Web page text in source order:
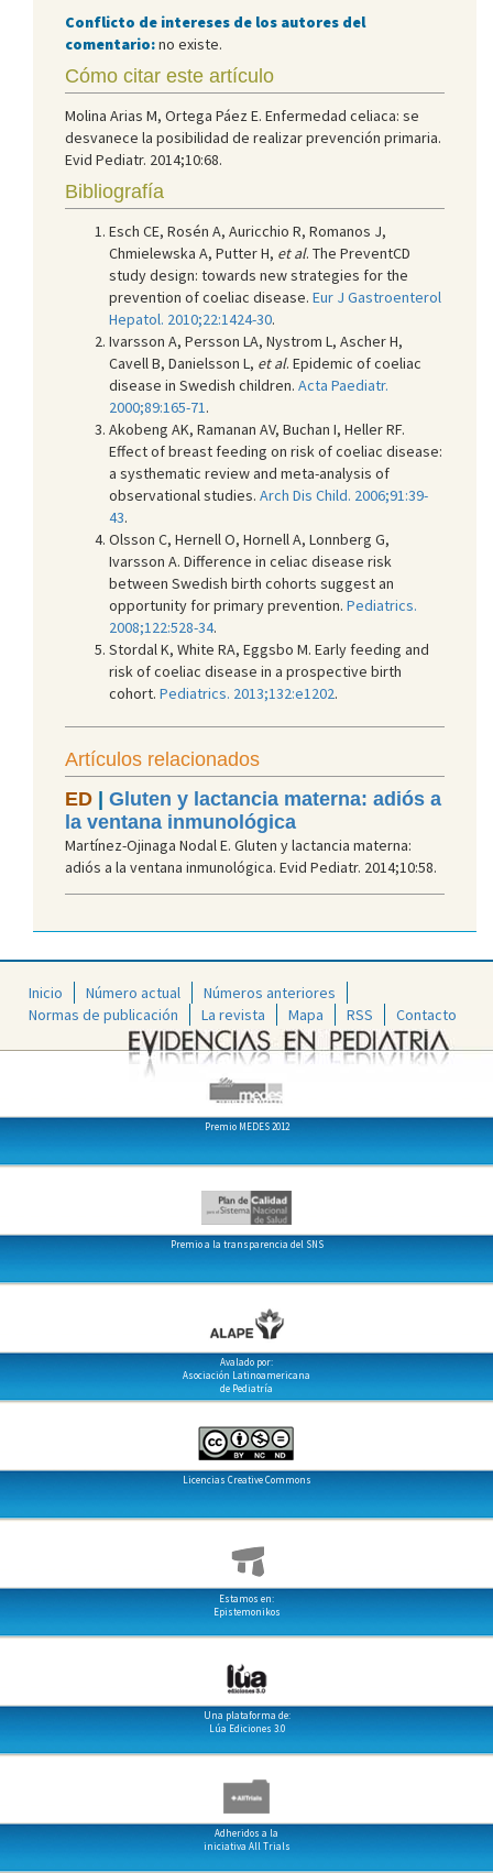
Conflicto de intereses de los autores del
comentario:no existe.
Cómo citar este artículo
Molina Arias M, Ortega Páez E. Enfermedad celiaca: se
desvanece la posibilidad de realizar prevención primaria.
Evid Pediatr. 2014;10:68.
Bibliografía
Esch CE, Rosén A, Auricchio R, Romanos J,
Chmielewska A, Putter H, et al. The PreventCD
study design: towards new strategies for the
prevention of coeliac disease. Eur J Gastroenterol
Hepatol. 2010;22:1424-30.
Ivarsson A, Persson LA, Nystrom L, Ascher H,
Cavell B, Danielsson L, et al. Epidemic of coeliac
disease in Swedish children. Acta Paediatr.
2000;89:165-71 .
Akobeng AK, Ramanan AV, Buchan I, Heller RF.
Effect of breast feeding on risk of coeliac disease:
a systhematic review and meta-analysis of
observational studies. Arch Dis Child. 2006;91:39-
43.
Olsson C, Hernell O, Hornell A, Lonnberg G,
Ivarsson A. Difference in celiac disease risk
between Swedish birth cohorts suggest an
opportunity for primary prevention. Pediatrics.
2008;122:528-34.
Stordal K, White RA, Eggsbo M. Early feeding and
risk of coeliac disease in a prospective birth
cohort. Pediatrics. 2013;132:e1202.
Artículos relacionados
ED | Gluten y lactancia materna: adiós a
la ventana inmunológica
Martínez-Ojinaga Nodal E. Gluten y lactancia materna:
adiós a la ventana inmunológica. Evid Pediatr. 2014;10:58.
Inicio Número actual
Números anteriores
Normas de publicación
La revista Mapa RSS Contacto
Premio MEDES 2012
Premio a la transparencia del SNS
Avalado por:
Asociación Latinoamericana
de Pediatría
Licencias Creative Commons
Estamos en:
Epistemonikos
Una plataforma de:
Lúa Ediciones 3.0
Adheridos a la
iniciativa All Trials